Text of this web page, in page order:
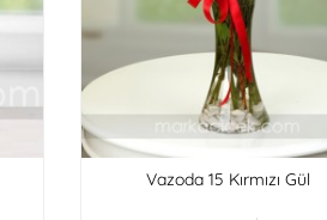
Vazoda 15 Kırmızı Gül